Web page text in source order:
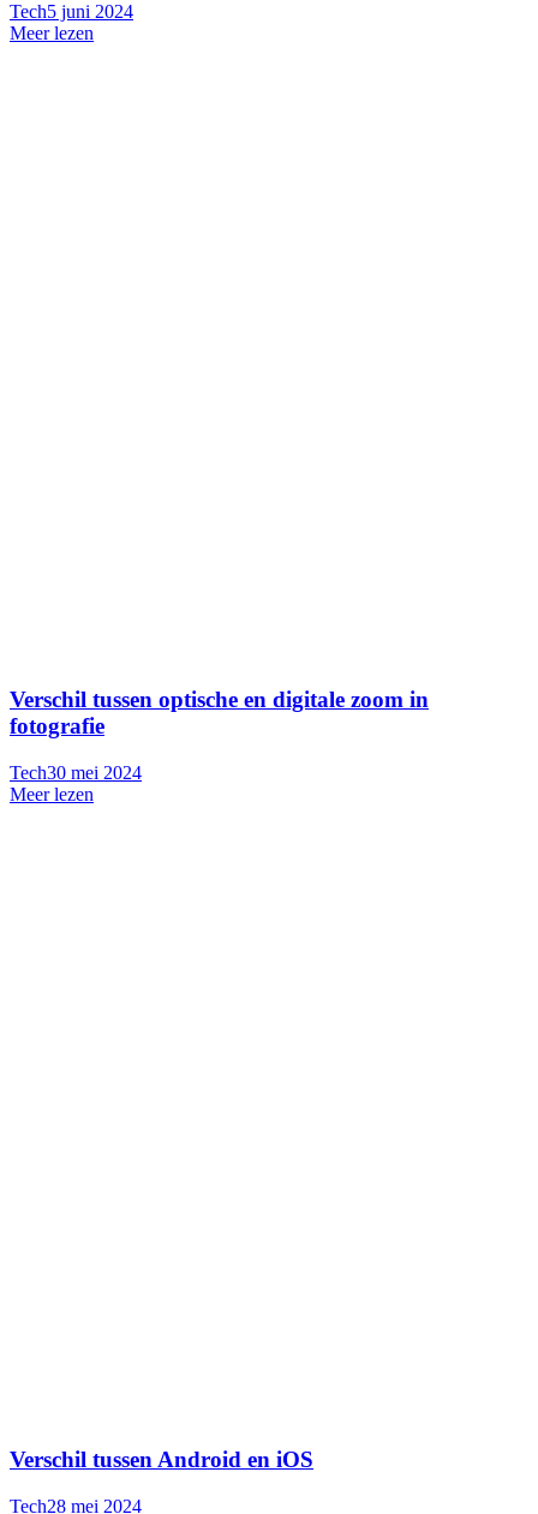
Tech5 juni 2024
Meer lezen
Verschil tussen optische en digitale zoom in
fotografie
Tech30 mei 2024
Meer lezen
Verschil tussen Android en iOS
Tech28 mei 2024